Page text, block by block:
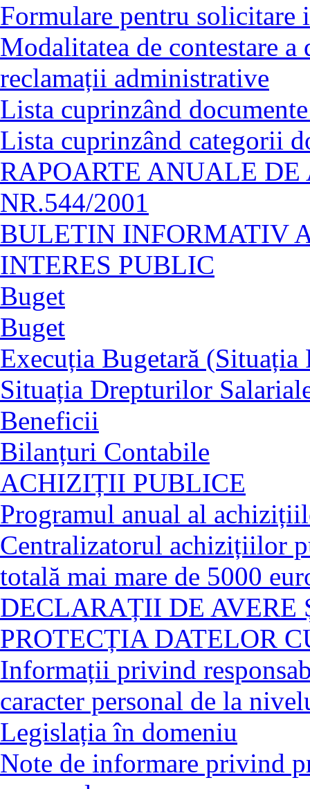
Formulare pentru
Modalitatea de contestare
reclamații administrative
Lista cuprinzând
Lista cuprinzând categorii
RAPOARTE ANUALE
NR.544/2001
BULETIN INFORMATIV
INTERES PUBLIC
Buget
Buget
Execuția Bugetară
Situația Drepturilor
Beneficii
Bilanțuri Contabile
ACHIZIȚII PUBLICE
Programul anual al
Centralizatorul achizițiilor
totală mai mare de 5000
DECLARAȚII DE AVERE
PROTECȚIA DATELOR
Informații privind
caracter personal de la
Legislația în domeniu
Note de informare privind